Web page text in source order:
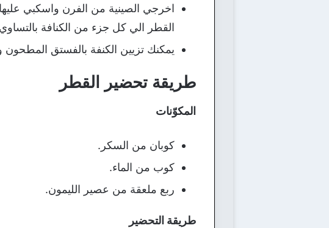
اخرجي الصينية من الفرن واسكبي
القطر الي كل جزء من الكنافة
يمكنك تزيين الكنفة بالفستق
طريقة تحضير القطر
المكوّنات
كوبان من السكر.
كوب من الماء.
ربع ملعقة من عصير الليمون.
طريقة التحضير